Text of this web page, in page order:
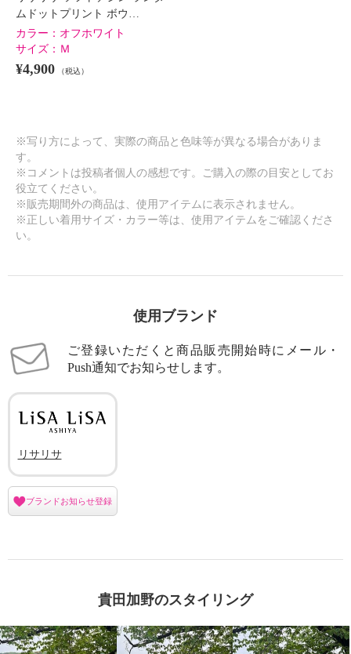
ムドットプリント ボウ…
カラー： オフホワイト
サイズ： Ｍ
¥4,900 （税込）
※写り方によって、実際の商品と色味等が異なる場合がありま
す。
※コメントは投稿者個人の感想です。ご購入の際の目安としてお
役立てください。
※販売期間外の商品は、使用アイテムに表示されません。
※正しい着用サイズ・カラー等は、使用アイテムをご確認くださ
い。
使用ブランド
ご登録いただくと商品販売開始時にメール・
Push通知でお知らせします。
リサリサ
ブランドお知らせ登録
貴田加野のスタイリング